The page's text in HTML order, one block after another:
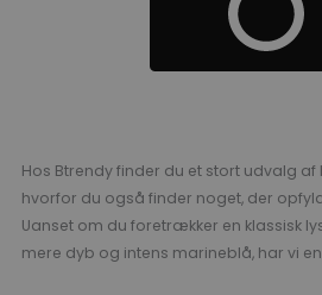
Hos Btrendy finder du et stort udvalg
hvorfor du også finder noget, der
Uanset om du foretrækker en klassisk
mere dyb og intens marineblå, har vi